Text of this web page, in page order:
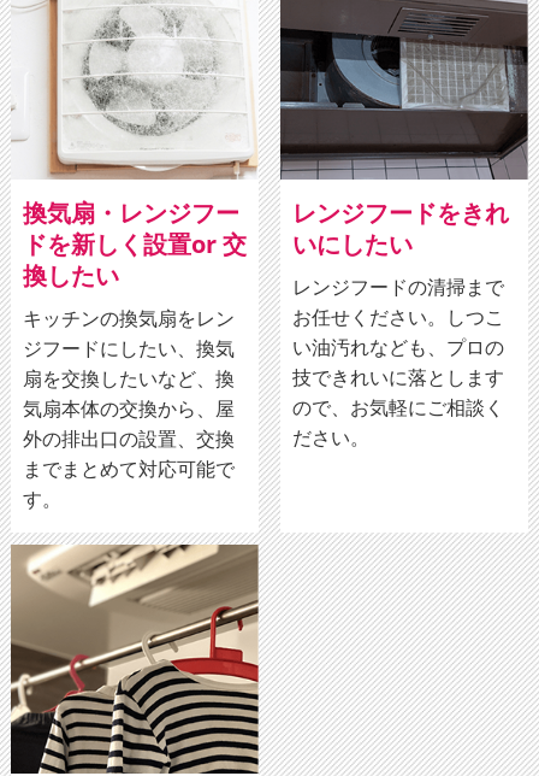
換気扇・レンジフー
ドを新しく設置or 交
換したい
キッチンの換気扇をレン
ジフードにしたい、換気
扇を交換したいなど、換
気扇本体の交換から、屋
外の排出口の設置、交換
までまとめて対応可能で
す。
レンジフードをきれ
いにしたい
レンジフードの清掃まで
お任せください。しつこ
い油汚れなども、プロの
技できれいに落とします
ので、お気軽にご相談く
ださい。